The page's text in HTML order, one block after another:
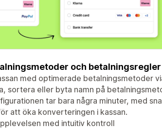
och betalningsregler
med optimerade betalningsmetoder
sortera eller byta namn på
tar bara några minuter, med
att öka konverteringen i kassan.
med intuitiv kontroll